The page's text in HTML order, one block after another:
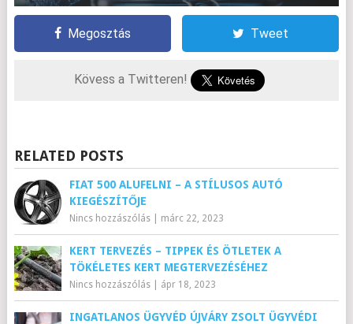
Megosztás Tweet
Kövess a Twitteren!
RELATED POSTS
FIAT 500 ALUFELNI – A STÍLUSOS AUTÓ
KIEGÉSZÍTŐJE
Nincs hozzászólás| márc 22, 2023
KERT TERVEZÉS – TIPPEK ÉS ÖTLETEK A
TÖKÉLETES KERT MEGTERVEZÉSÉHEZ
Nincs hozzászólás| ápr 18, 2023
INGATLANOS ÜGYVÉD ÚJVÁRY ZSOLT ÜGYVÉDI